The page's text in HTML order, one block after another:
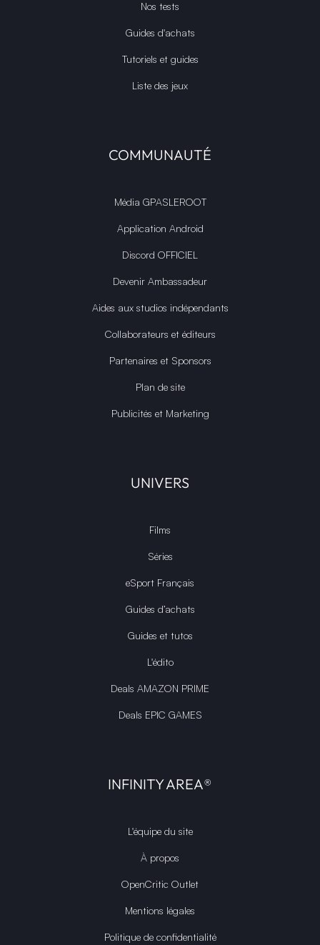
Nos tests
Guides d'achats
Tutoriels et guides
Liste des jeux
COMMUNAUTÉ
Média GPASLEROOT
Application Android
Discord OFFICIEL
Devenir Ambassadeur
Aides aux studios indépendants
Collaborateurs et éditeurs
Partenaires et Sponsors
Plan de site
Publicités et Marketing
UNIVERS
Films
Séries
eSport Français
Guides d’achats
Guides et tutos
L'édito
Deals AMAZON PRIME
Deals EPIC GAMES
INFINITY AREA®
L'équipe du site
À propos
OpenCritic Outlet
Mentions légales
Politique de confidentialité